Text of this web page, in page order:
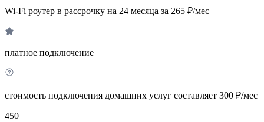
Wi-Fi роутер в рассрочку на 24 месяца за 265 ₽/мес
платное подключение
стоимость подключения домашних услуг составляет 300 ₽/мес
450